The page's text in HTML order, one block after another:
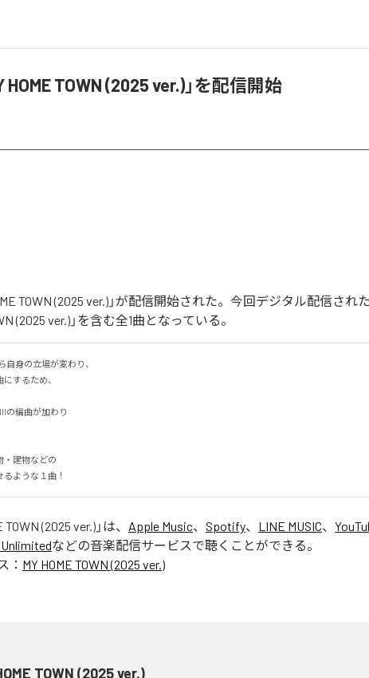
HOME TOWN (2025 ver.)」を配信開始
TOWN (2025 ver.)」が配信開始された。今回デジタル配信され
(2025 ver.)」を含む全1曲となっている。
自身の立場が変わり、
するため、
の編曲が加わり
・建物などの
ような１曲！
TOWN (2025 ver.) 」は、 Apple Music、 Spotify、 LINE MUSIC、
などの音楽配信サービスで聴くことができる。
： MY HOME TOWN (2025 ver.)
TOWN (2025 ver.)